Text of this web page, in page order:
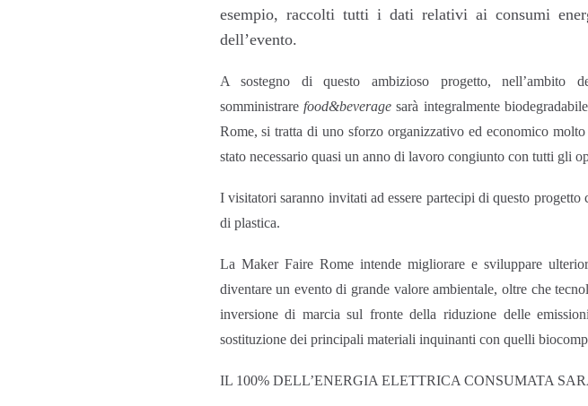
esempio, raccolti tutti i dati relativi ai consumi
dell’evento.
A sostegno di questo ambizioso progetto,
somministrare food&beveragesarà integralmente
Rome, si tratta di uno sforzo organizzativo ed economico
stato necessario quasi un anno di lavoro congiunto con tutti gli
I visitatori saranno invitati ad essere partecipi di questo
di plastica.
La Maker Faire Rome intende migliorare e sviluppare
diventare un evento di grande valore ambientale, oltre che
inversione di marcia sul fronte della riduzione delle
sostituzione dei principali materiali inquinanti con quelli
IL 100% DELL’ENERGIA ELETTRICA CONSUMATA